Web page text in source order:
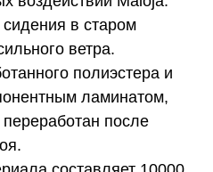
в старом
ветра.
полиэстера и
ламинатом,
после